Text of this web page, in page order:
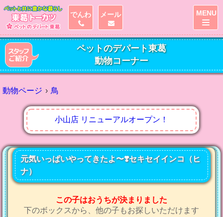
ペットのデパート東葛
動物コーナー
動物ページ 鳥
小山店 リニューアルオープン！
元気いっぱいやってきたよ〜❣️セキセイインコ（ヒ
ナ）
この子はおうちが決まりました
下のボックスから、他の子もお探しいただけます
でんわ メール MENU